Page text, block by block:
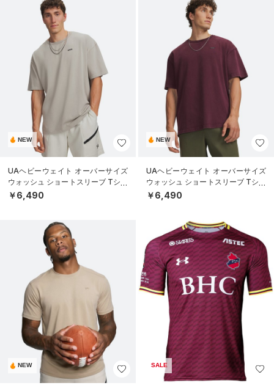
NEW
UAヘビーウェイト オーバーサイズ
ウォッシュ ショートスリーブ Tシャ
ツ（ライフスタイル/MEN）
￥6,490
NEW
UAヘビーウェイト オーバーサイズ
ウォッシュ ショートスリーブ Tシャ
ツ（ライフスタイル/MEN）
￥6,490
NEW SALE